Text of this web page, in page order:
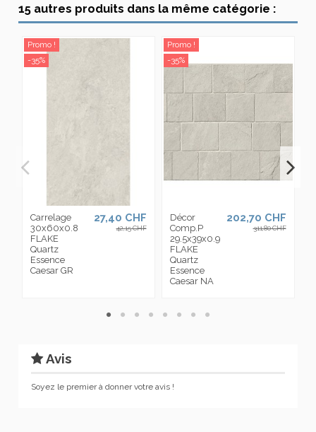
15 autres produits dans la même catégorie :
Promo !
-35%
Carrelage
30x60x0.8
FLAKE
Quartz
Essence
Caesar GR
27,40 CHF
42,15 CHF
Promo !
-35%
Décor
Comp.P
29.5x39x0.9
FLAKE
Quartz
Essence
Caesar NA
202,70 CHF
311,80 CHF
Avis
Soyez le premier à donner votre avis !